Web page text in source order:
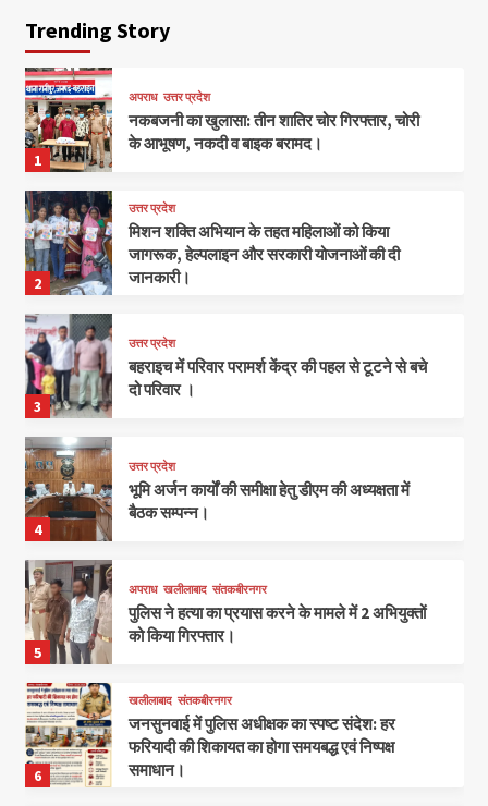
Trending Story
1
अपराध उत्तर प्रदेश
नकबजनी का खुलासा: तीन शातिर चोर गिरफ्तार, चोरी
के आभूषण, नकदी व बाइक बरामद।
2
उत्तर प्रदेश
मिशन शक्ति अभियान के तहत महिलाओं को किया
जागरूक, हेल्पलाइन और सरकारी योजनाओं की दी
जानकारी।
3
उत्तर प्रदेश
बहराइच में परिवार परामर्श केंद्र की पहल से टूटने से बचे
दो परिवार ।
4
उत्तर प्रदेश
भूमि अर्जन कार्यों की समीक्षा हेतु डीएम की अध्यक्षता में
बैठक सम्पन्न।
5
अपराध खलीलाबाद संतकबीरनगर
पुलिस ने हत्या का प्रयास करने के मामले में 2 अभियुक्तों
को किया गिरफ्तार।
6
खलीलाबाद संतकबीरनगर
जनसुनवाई में पुलिस अधीक्षक का स्पष्ट संदेश: हर
फरियादी की शिकायत का होगा समयबद्ध एवं निष्पक्ष
समाधान।